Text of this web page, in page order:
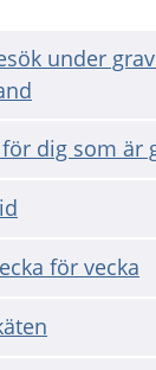
under
dig som är
för vecka